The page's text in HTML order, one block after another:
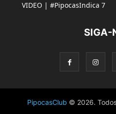
VIDEO | #PipocasIndica 7
SIGA-
PipocasClub © 2026.